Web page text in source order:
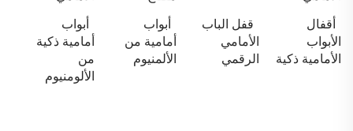
أقفال
الأبواب
الأمامية ذكية
قفل الباب
الأمامي
الرقمي
أبواب
أمامية من
الألمنيوم
أبواب
أمامية ذكية
من
الألومنيوم